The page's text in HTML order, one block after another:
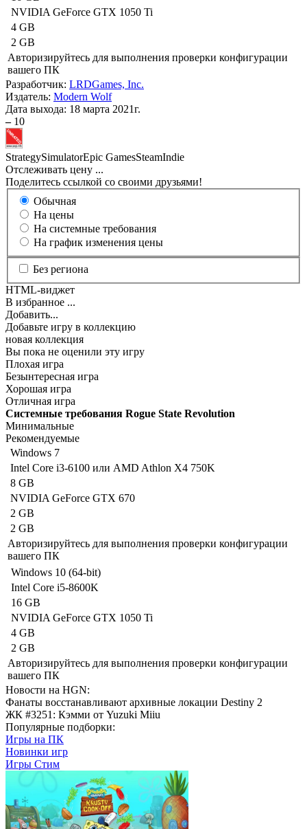
NVIDIA GeForce GTX 1050 Ti
4 GB
2 GB
Авторизируйтесь для выполнения проверки конфигурации
вашего ПК
Разработчик: LRDGames, Inc.
Издатель: Modern Wolf
Дата выхода: 18 марта 2021г.
– 10
StrategySimulatorEpic GamesSteamIndie
Отслеживать цену ...
Поделитесь ссылкой со своими друзьями!
Обычная
На цены
На системные требования
На график изменения цены
Без региона
HTML-виджет
В избранное ...
Добавить...
Добавьте игру в коллекцию
новая коллекция
Вы пока не оценили эту игру
Плохая игра
Безынтересная игра
Хорошая игра
Отличная игра
Системные требования Rogue State Revolution
Минимальные
Рекомендуемые
Windows 7
Intel Core i3-6100 или AMD Athlon X4 750K
8 GB
NVIDIA GeForce GTX 670
2 GB
2 GB
Авторизируйтесь для выполнения проверки конфигурации
вашего ПК
Windows 10 (64-bit)
Intel Core i5-8600K
16 GB
NVIDIA GeForce GTX 1050 Ti
4 GB
2 GB
Авторизируйтесь для выполнения проверки конфигурации
вашего ПК
Новости на HGN:
Фанаты восстанавливают архивные локации Destiny 2
ЖК #3251: Кэмми от Yuzuki Miiu
Популярные подборки:
Игры на ПК
Новинки игр
Игры Стим